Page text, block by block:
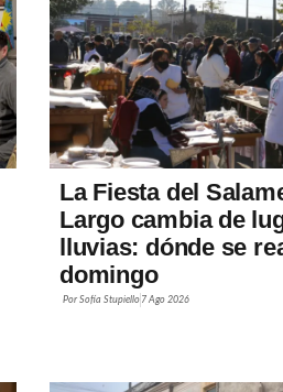
La Fiesta del
Largo cambia de
lluvias: dónde se
domingo
Por Sofía Stupiello 7 Ago 2026